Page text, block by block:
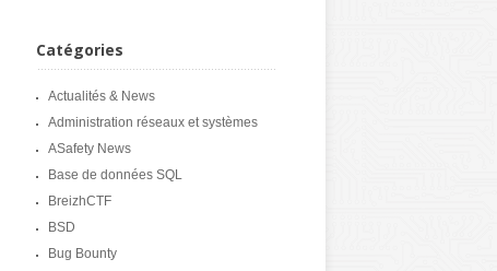
Catégories
Actualités & News
Administration réseaux et systèmes
ASafety News
Base de données SQL
BreizhCTF
BSD
Bug Bounty